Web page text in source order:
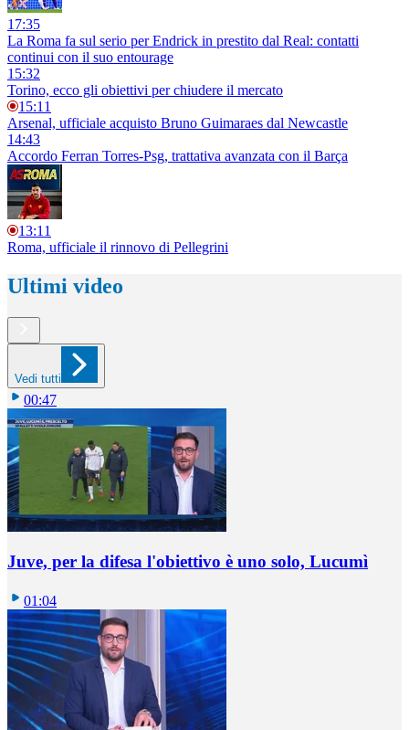
17:35
La Roma fa sul serio per Endrick in prestito dal Real: contatti
continui con il suo entourage
15:32
Torino, ecco gli obiettivi per chiudere il mercato
15:11
Arsenal, ufficiale acquisto Bruno Guimaraes dal Newcastle
14:43
Accordo Ferran Torres-Psg, trattativa avanzata con il Barça
13:11
Roma, ufficiale il rinnovo di Pellegrini
Ultimi video
Vedi tutti
00:47
Juve, per la difesa l'obiettivo è uno solo, Lucumì
01:04